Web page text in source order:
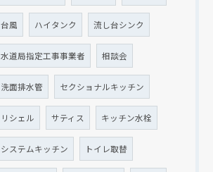
台風 ハイタンク 流し台シンク
水道局指定工事事業者 相談会
洗面排水管 セクショナルキッチン
リシェル サティス キッチン水栓
システムキッチン トイレ取替